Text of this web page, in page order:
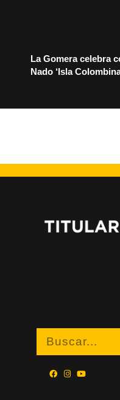
La Gomera celebra
Nado ‘Isla